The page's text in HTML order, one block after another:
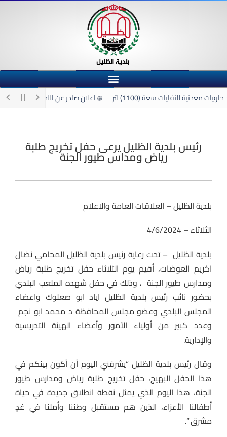
معدنية للنفايات سعة (1100) لتر اعلان صادر عن اللجنة الفرعية
رئيس بلدية الظليل يرعى حفل تخريج طلبة
رياض ومداس طيور الجنة
بلدية الظليل – العلاقات العامة والاعلام
الثلاثاء – 4/6/2024
بلدية الظليل – تحت رعاية رئيس بلدية الظليل المحامي نضال
اكريم العوضات، أقيم يوم الثلاثاء حفل تخريج طلبة رياض
ومدارس طيور الجنة ، وذلك في حفل شهده الملعب البلدي
بحضور نائب رئيس بلدية الظليل اياد ابو صعلوك واعضاء
المجلس البلدي وعضو مجلس المحافظة د محمد ابو نجم
وعدد كبير من أولياء الأمور وأعضاء الهيئة التدريسية
والإدارية.
وقال رئيس بلدية الظليل “يشرفني اليوم أن أكون بينكم في
هذا الحفل البهيج، حفل تخريج طلبة رياض ومدارس طيور
الجنة، هذا اليوم الذي يمثل نقطة انطلاق جديدة في حياة
أطفالنا الأعزاء، الذين هم مستقبل وطننا وأملنا في غدٍ
مشرق “.